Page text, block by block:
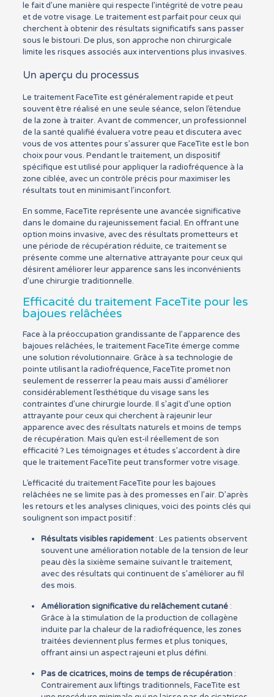
le fait d’une manière qui respecte l’intégrité de votre peau
et de votre visage. Le traitement est parfait pour ceux qui
cherchent à obtenir des résultats significatifs sans passer
sous le bistouri. De plus, son approche non chirurgicale
limite les risques associés aux interventions plus invasives.
Un aperçu du processus
Le traitement FaceTite est généralement rapide et peut
souvent être réalisé en une seule séance, selon l’étendue
de la zone à traiter. Avant de commencer, un professionnel
de la santé qualifié évaluera votre peau et discutera avec
vous de vos attentes pour s’assurer que FaceTite est le bon
choix pour vous. Pendant le traitement, un dispositif
spécifique est utilisé pour appliquer la radiofréquence à la
zone ciblée, avec un contrôle précis pour maximiser les
résultats tout en minimisant l’inconfort.
En somme, FaceTite représente une avancée significative
dans le domaine du rajeunissement facial. En offrant une
option moins invasive, avec des résultats prometteurs et
une période de récupération réduite, ce traitement se
présente comme une alternative attrayante pour ceux qui
désirent améliorer leur apparence sans les inconvénients
d’une chirurgie traditionnelle.
Efficacité du traitement FaceTite pour les
bajoues relâchées
Face à la préoccupation grandissante de l’apparence des
bajoues relâchées, le traitement FaceTite émerge comme
une solution révolutionnaire. Grâce à sa technologie de
pointe utilisant la radiofréquence, FaceTite promet non
seulement de resserrer la peau mais aussi d’améliorer
considérablement l’esthétique du visage sans les
contraintes d’une chirurgie lourde. Il s’agit d’une option
attrayante pour ceux qui cherchent à rajeunir leur
apparence avec des résultats naturels et moins de temps
de récupération. Mais qu’en est-il réellement de son
efficacité ? Les témoignages et études s’accordent à dire
que le traitement FaceTite peut transformer votre visage.
L’efficacité du traitement FaceTite pour les bajoues
relâchées ne se limite pas à des promesses en l’air. D’après
les retours et les analyses cliniques, voici des points clés qui
soulignent son impact positif :
Résultats visibles rapidement: Les patients observent
souvent une amélioration notable de la tension de leur
peau dès la sixième semaine suivant le traitement,
avec des résultats qui continuent de s’améliorer au fil
des mois.
Amélioration significative du relâchement cutané:
Grâce à la stimulation de la production de collagène
induite par la chaleur de la radiofréquence, les zones
traitées deviennent plus fermes et plus toniques,
offrant ainsi un aspect rajeuni et plus défini.
Pas de cicatrices, moins de temps de récupération:
Contrairement aux liftings traditionnels, FaceTite est